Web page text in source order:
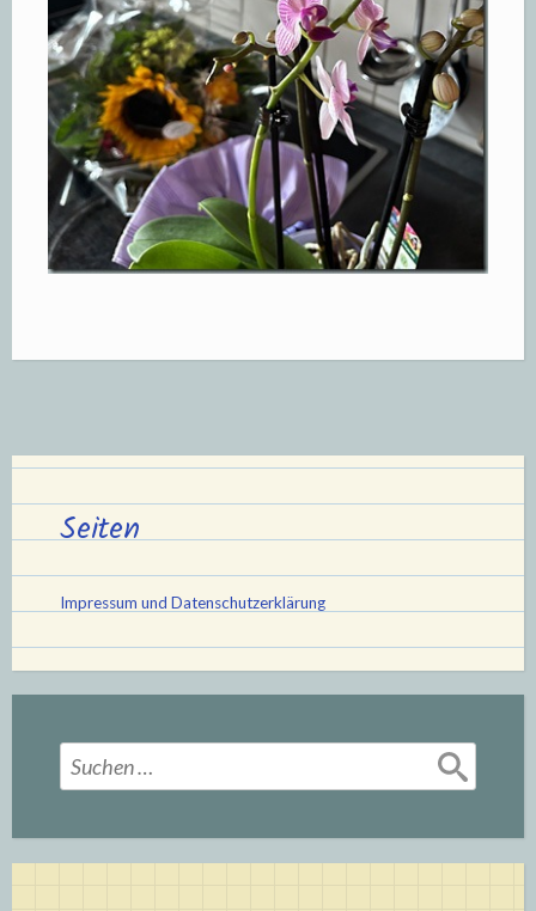
Seiten
Impressum und Datenschutzerklärung
Suchen
nach: